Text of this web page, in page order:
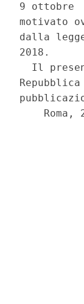
9 ottobre
motivato
dalla
2018.
Il
Roma,